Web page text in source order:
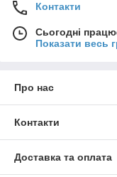
Контакти
Сьогодні
Показати весь
Про нас
Контакти
Доставка та оплата